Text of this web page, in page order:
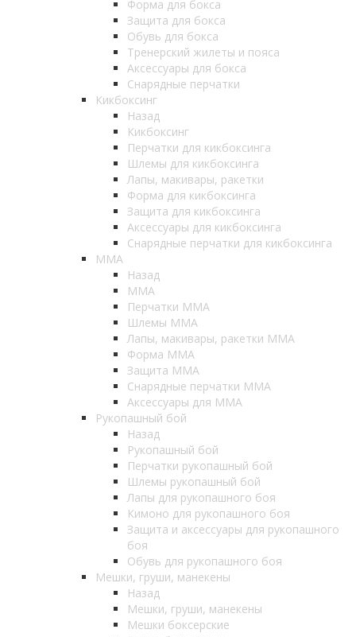
Форма для бокса
Защита для бокса
Обувь для бокса
Тренерский жилеты и пояса
Аксессуары для бокса
Снарядные перчатки
Кикбоксинг
Назад
Кикбоксинг
Перчатки для кикбоксинга
Шлемы для кикбоксинга
Лапы, макивары, ракетки
Форма для кикбоксинга
Защита для кикбоксинга
Аксессуары для кикбоксинга
Снарядные перчатки для кикбоксинга
ММА
Назад
ММА
Перчатки ММА
Шлемы ММА
Лапы, макивары, ракетки ММА
Форма ММА
Защита ММА
Снарядные перчатки ММА
Аксессуары для ММА
Рукопашный бой
Назад
Рукопашный бой
Перчатки рукопашный бой
Шлемы рукопашный бой
Лапы для рукопашного боя
Кимоно для рукопашного боя
Защита и аксессуары для рукопашного
боя
Обувь для рукопашного боя
Мешки, груши, манекены
Назад
Мешки, груши, манекены
Мешки боксерские